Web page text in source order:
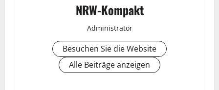
NRW-Kompakt
Administrator
Besuchen Sie die Website
Alle Beiträge anzeigen